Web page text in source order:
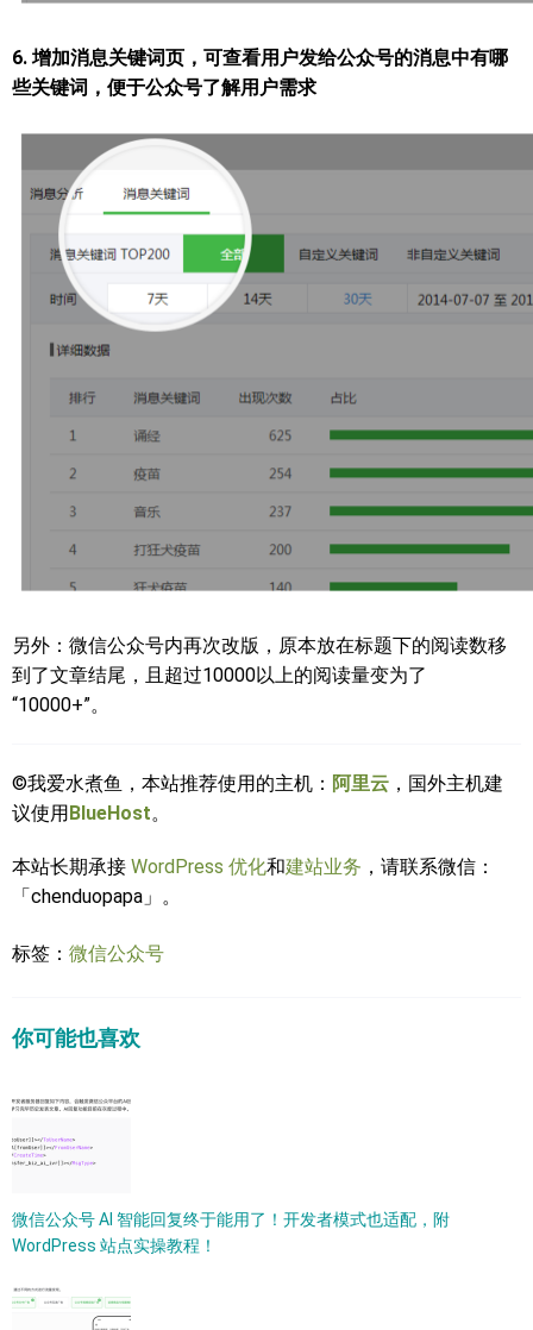
6. 增加消息关键词页，可查看用户发给公众号的消息中有哪
些关键词，便于公众号了解用户需求
另外：微信公众号内再次改版，原本放在标题下的阅读数移
到了文章结尾，且超过10000以上的阅读量变为了
“10000+”。
©我爱水煮鱼，本站推荐使用的主机： 阿里云 ，国外主机建
议使用BlueHost。
本站长期承接 WordPress 优化和建站业务 ，请联系微信：
「chenduopapa」。
标签： 微信公众号
你可能也喜欢
微信公众号 AI 智能回复终于能用了！开发者模式也适配，附
WordPress 站点实操教程！